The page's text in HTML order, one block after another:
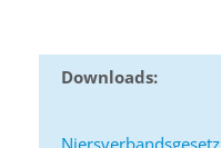
Downloads: